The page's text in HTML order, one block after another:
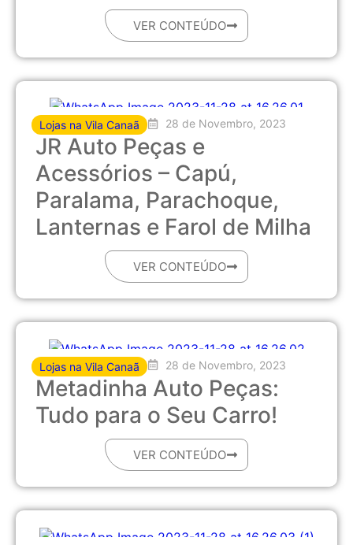
VER CONTEÚDO
Lojas na Vila Canaã 28 de Novembro, 2023
JR Auto Peças e
Acessórios – Capú,
Paralama, Parachoque,
Lanternas e Farol de Milha
VER CONTEÚDO
Lojas na Vila Canaã 28 de Novembro, 2023
Metadinha Auto Peças:
Tudo para o Seu Carro!
VER CONTEÚDO